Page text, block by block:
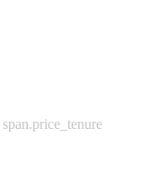
span.price_tenure